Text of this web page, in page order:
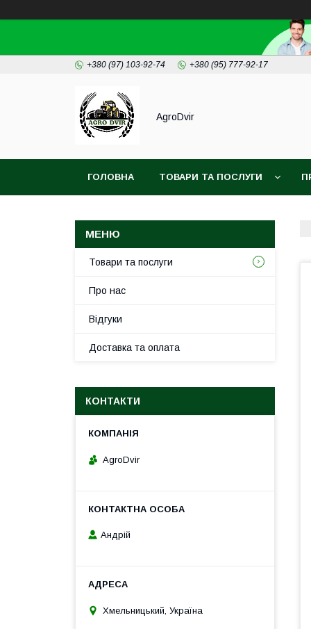
+380 (97) 103-92-74 +380 (95) 777-92-17
AgroDvir
ГОЛОВНА ТОВАРИ ТА ПОСЛУГИ
Товари та послуги
Про нас
Відгуки
Доставка та оплата
КОНТАКТИ
AgroDvir
Андрій
Хмельницький, Україна